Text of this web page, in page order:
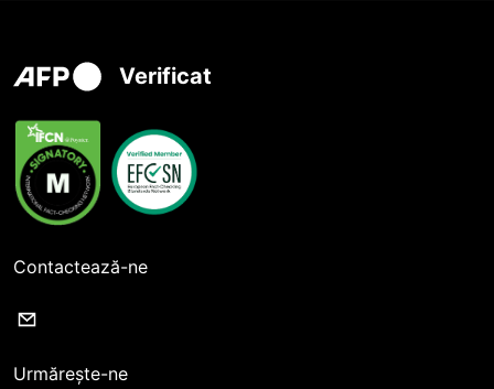
Verificat
Contactează-ne
Urmărește-ne